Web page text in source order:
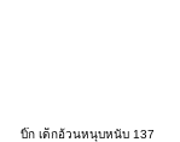
บิ๊ก เด็กอ้วนหนุบหนับ 137